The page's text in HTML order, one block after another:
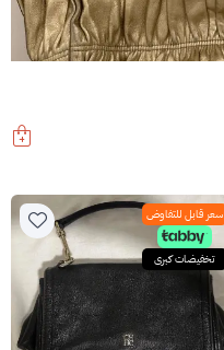
سعر قابل للتفاوض
تخفيضات كبرى